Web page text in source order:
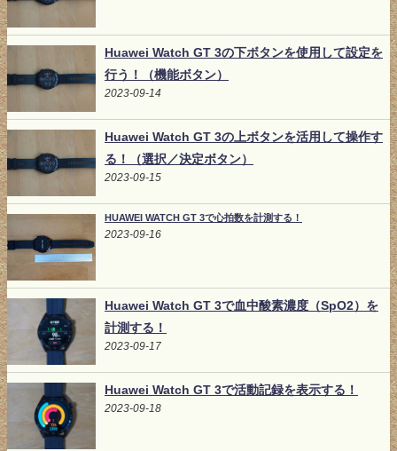
Huawei Watch GT 3の下ボタンを使用して設定を
行う！（機能ボタン）
2023-09-14
Huawei Watch GT 3の上ボタンを活用して操作す
る！（選択／決定ボタン）
2023-09-15
HUAWEI WATCH GT 3で心拍数を計測する！
2023-09-16
Huawei Watch GT 3で血中酸素濃度（SpO2）を
計測する！
2023-09-17
Huawei Watch GT 3で活動記録を表示する！
2023-09-18